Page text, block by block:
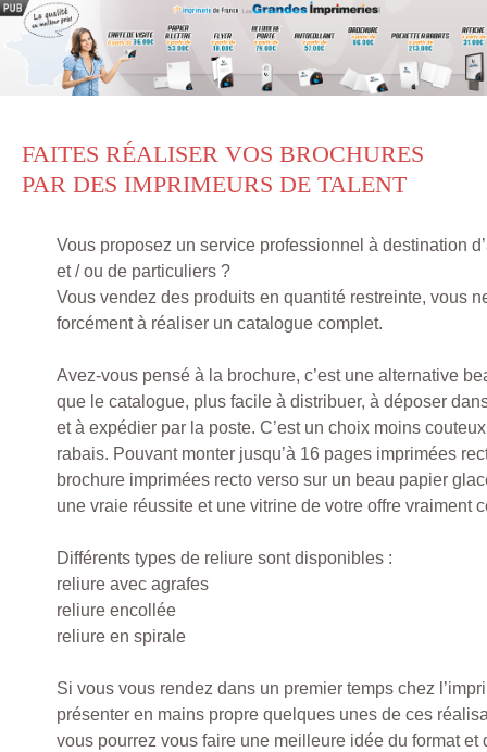
FAITES RÉALISER VOS BROCHURES
PAR DES IMPRIMEURS DE TALENT
Vous proposez un service professionnel à destination
et / ou de particuliers ?
Vous vendez des produits en quantité restreinte, vous
forcément à réaliser un catalogue complet.
Avez-vous pensé à la brochure, c’est une alternative
que le catalogue, plus facile à distribuer, à déposer
et à expédier par la poste. C’est un choix moins
rabais. Pouvant monter jusqu’à 16 pages imprimées
brochure imprimées recto verso sur un beau papier
une vraie réussite et une vitrine de votre offre vraiment
Différents types de reliure sont disponibles :
reliure avec agrafes
reliure encollée
reliure en spirale
Si vous vous rendez dans un premier temps chez
présenter en mains propre quelques unes de ces
vous pourrez vous faire une meilleure idée du format et